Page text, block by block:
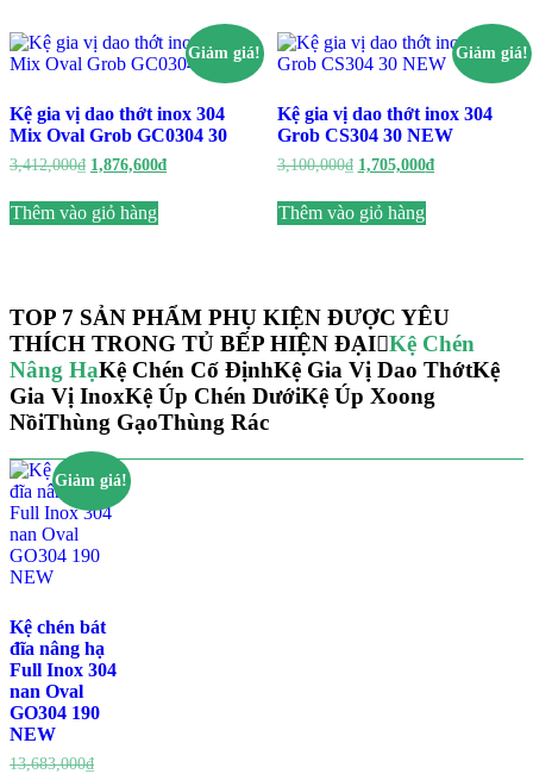
Giảm giá!
Kệ gia vị dao thớt inox 304
Mix Oval Grob GC0304 30
3,412,000₫ Giá
là:
3,412,000₫.
1,876,600₫Giá
Thêm vào giỏ hàng
Giảm giá!
Kệ gia vị dao thớt inox 304
Grob CS304 30 NEW
3,100,000₫ Giá
là:
3,100,000₫.
1,705,000₫Giá
Thêm vào giỏ hàng
TOP 7 SẢN PHẨM PHỤ KIỆN ĐƯỢC YÊU
THÍCH TRONG TỦ BẾP HIỆN ĐẠI Kệ Chén
Nâng HạKệ Chén Cố ĐịnhKệ Gia Vị Dao ThớtKệ
Gia Vị InoxKệ Úp Chén DướiKệ Úp Xoong
NồiThùng GạoThùng Rác
Giảm giá!
Kệ chén bát
đĩa nâng hạ
Full Inox 304
nan Oval
GO304 190
NEW
13,683,000₫Giá